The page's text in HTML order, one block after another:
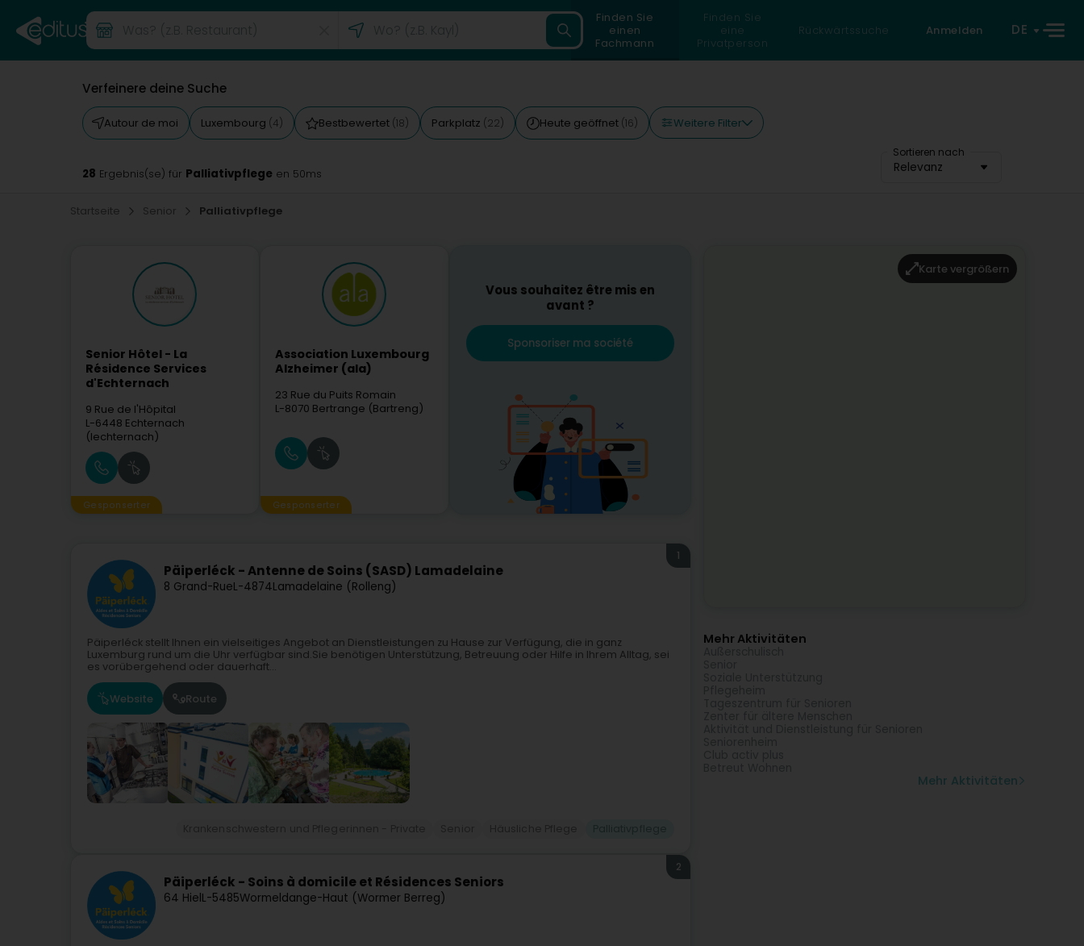
Finden Sie
einen
Fachmann
Finden Sie
eine
Privatperson
Rückwärtssuche Anmelden DE
Verfeinere deine Suche
Autour de moi Luxembourg (4) Bestbewertet (18) Parkplatz (22) Heute geöffnet (16) Weitere Filter
Sortieren nach
Relevanz
28 Ergebnis(se) für Palliativpflege en 50ms
Startseite Senior Palliativpflege
Senior Hôtel - La
Résidence Services
d'Echternach
9 Rue de l'Hôpital
L-6448 Echternach
(Iechternach)
Gesponserter
Association Luxembourg
Alzheimer (ala)
23 Rue du Puits Romain
L-8070 Bertrange (Bartreng)
Gesponserter
Vous souhaitez être mis en
avant ?
Sponsoriser ma société
Päiperléck - Antenne de Soins (SASD) Lamadelaine
8 Grand-RueL-4874Lamadelaine (Rolleng)
1
Päiperléck stellt Ihnen ein vielseitiges Angebot an Dienstleistungen zu Hause zur Verfügung, die in ganz
Luxemburg rund um die Uhr verfügbar sind.Sie benötigen Unterstützung, Betreuung oder Hilfe in Ihrem Alltag, sei
es vorübergehend oder dauerhaft...
Website Route
Päiperléck - Soins à domicile et Résidences Seniors
64 HielL-5485Wormeldange-Haut (Wormer Berreg)
2
Karte vergrößern
Mehr Aktivitäten
Mehr Aktivitäten